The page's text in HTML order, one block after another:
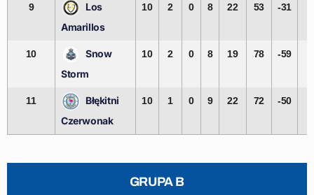
9
Los
Amarillos
10 2 0 8 22 53 -31
10
Snow
Storm
10 2 0 8 19 78 -59
11
Błękitni
Czerwonak
10 1 0 9 22 72 -50
GRUPA B